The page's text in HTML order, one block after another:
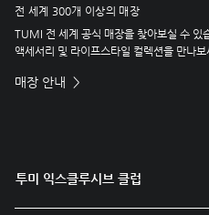
전 세계 300개 이상의 매장
TUMI 전 세계 공식 매장을 찾아보실 수 있
액세서리 및 라이프스타일 컬렉션을 만나보
매장 안내
투미 익스클루시브 클럽